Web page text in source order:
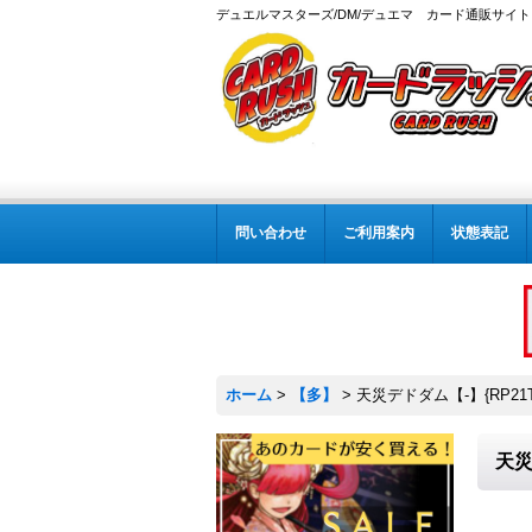
デュエルマスターズ/DM/デュエマ カード通販サイト
問い合わせ ご利用案内 状態表記
ホーム > 【多】 > 天災デドダム【-】
天